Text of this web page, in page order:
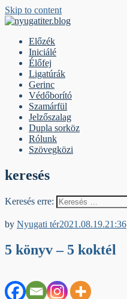
Skip to content
Előzék
Iniciálé
Élőfej
Ligatúrák
Gerinc
Védőborító
Szamárfül
Jelzőszalag
Dupla sorköz
Rólunk
Szövegközi
keresés
Keresés erre:
by Nyugati tér2021.08.19.21:36
5 könyv – 5 koktél